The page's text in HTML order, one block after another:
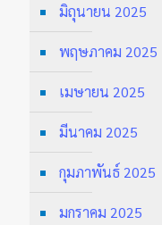
มิถุนายน 2025
พฤษภาคม 2025
เมษายน 2025
มีนาคม 2025
กุมภาพันธ์ 2025
มกราคม 2025